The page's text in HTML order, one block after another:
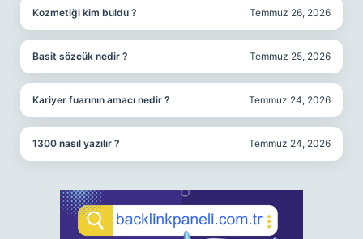
Kozmetiği kim buldu ? Temmuz 26, 2026
Basit sözcük nedir ? Temmuz 25, 2026
Kariyer fuarının amacı nedir ? Temmuz 24, 2026
1300 nasıl yazılır ? Temmuz 24, 2026